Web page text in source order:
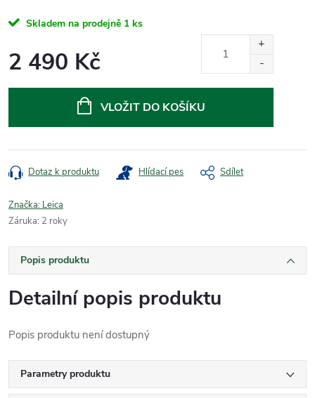
Skladem na prodejně 1 ks
2 490 Kč
VLOŽIT DO KOŠÍKU
Dotaz k produktu Hlídací pes Sdílet
Značka: Leica
Záruka: 2 roky
Popis produktu
Detailní popis produktu
Popis produktu není dostupný
Parametry produktu